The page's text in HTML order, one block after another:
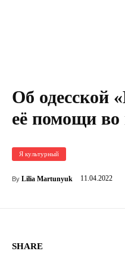
Об одесской
её помощи
Я культурный
By Lilia Martunyuk 11.04.2022
SHARE